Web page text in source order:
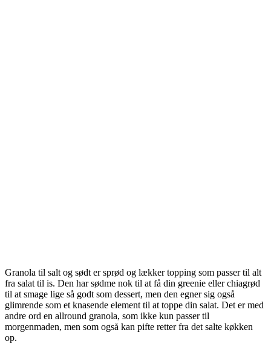
Granola til salt og sødt er sprød og lækker topping som passer til alt
fra salat til is. Den har sødme nok til at få din greenie eller chiagrød
til at smage lige så godt som dessert, men den egner sig også
glimrende som et knasende element til at toppe din salat. Det er med
andre ord en allround granola, som ikke kun passer til
morgenmaden, men som også kan pifte retter fra det salte køkken
op.